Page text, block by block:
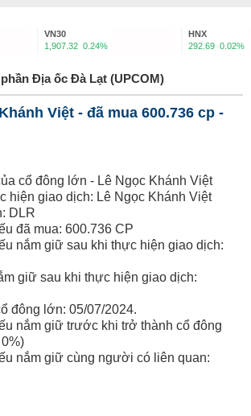
VN30
1,907.32 0.24%
HNX
292.69 0.02%
Địa ốc Đà Lạt (UPCOM)
Việt - đã mua 600.736 cp -
cổ đông lớn - Lê Ngọc Khánh Việt
hiện giao dịch: Lê Ngọc Khánh Việt
DLR
đã mua: 600.736 CP
nắm giữ sau khi thực hiện giao dịch:
giữ sau khi thực hiện giao dịch:
đông lớn: 05/07/2024.
nắm giữ trước khi trở thành cổ đông
nắm giữ cùng người có liên quan: